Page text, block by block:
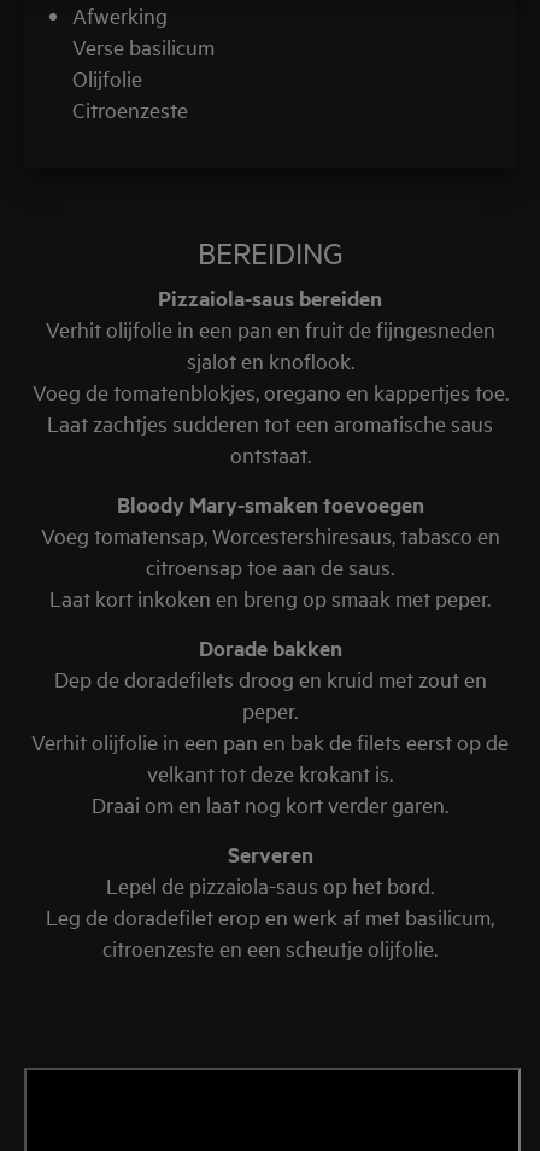
Afwerking
Verse basilicum
Olijfolie
Citroenzeste
BEREIDING
Pizzaiola-saus bereiden
Verhit olijfolie in een pan en fruit de fijngesneden
sjalot en knoflook.
Voeg de tomatenblokjes, oregano en kappertjes toe.
Laat zachtjes sudderen tot een aromatische saus
ontstaat.
Bloody Mary-smaken toevoegen
Voeg tomatensap, Worcestershiresaus, tabasco en
citroensap toe aan de saus.
Laat kort inkoken en breng op smaak met peper.
Dorade bakken
Dep de doradefilets droog en kruid met zout en
peper.
Verhit olijfolie in een pan en bak de filets eerst op de
velkant tot deze krokant is.
Draai om en laat nog kort verder garen.
Serveren
Lepel de pizzaiola-saus op het bord.
Leg de doradefilet erop en werk af met basilicum,
citroenzeste en een scheutje olijfolie.